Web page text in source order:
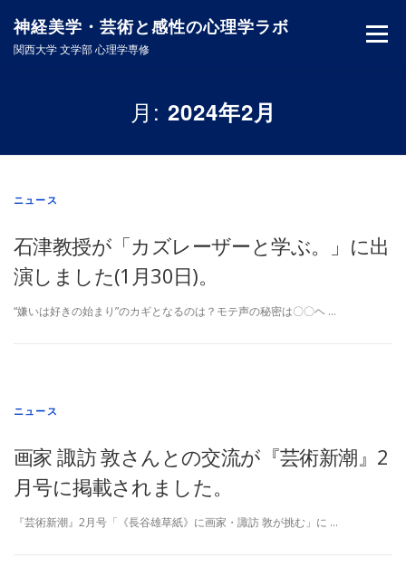
ッ
神経美学・芸術と感性の心理学ラボ
関西大学 文学部 心理学専修
メニュー
神経美学とは メンバー
月: 2024年2月
ニュース
石津教授が「カズレーザーと学ぶ。」に出
演しました(1月30日)。
“嫌いは好きの始まり”のカギとなるのは？モテ声の秘密は〇〇ヘ …
ニュース
画家 諏訪 敦さんとの交流が『芸術新潮』2
月号に掲載されました。
『芸術新潮』2月号「《長谷雄草紙》に画家・諏訪 敦が挑む」に …